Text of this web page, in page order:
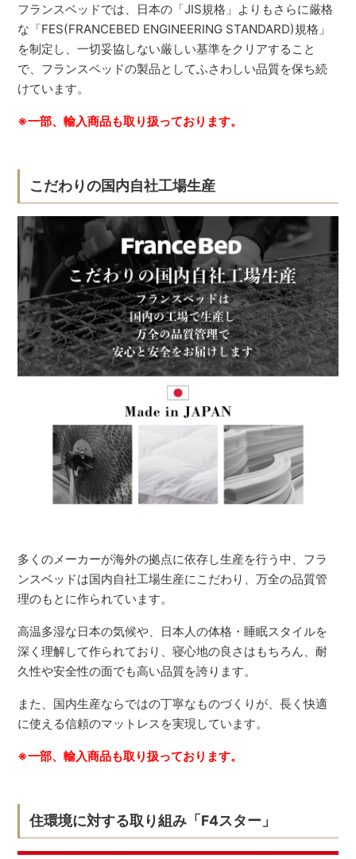
フランスベッドでは、日本の「JIS規格」よりもさらに厳格
な「FES(FRANCEBED ENGINEERING STANDARD)規格」
を制定し、一切妥協しない厳しい基準をクリアすること
で、フランスベッドの製品としてふさわしい品質を保ち続
けています。
※一部、輸入商品も取り扱っております。
こだわりの国内自社工場生産
多くのメーカーが海外の拠点に依存し生産を行う中、フラ
ンスベッドは国内自社工場生産にこだわり、万全の品質管
理のもとに作られています。
高温多湿な日本の気候や、日本人の体格・睡眠スタイルを
深く理解して作られており、寝心地の良さはもちろん、耐
久性や安全性の面でも高い品質を誇ります。
また、国内生産ならではの丁寧なものづくりが、長く快適
に使える信頼のマットレスを実現しています。
※一部、輸入商品も取り扱っております。
住環境に対する取り組み「F4スター」